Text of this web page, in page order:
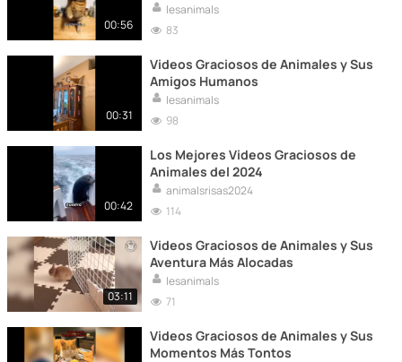
00:56
lesanimals
83
00:31
Videos Graciosos de Animales y Sus
Amigos Humanos
lesanimals
98
00:42
Los Mejores Videos Graciosos de
Animales del 2024
animalsrisas2024
114
03:11
Videos Graciosos de Animales y Sus
Aventura Más Alocadas
lesanimals
71
Videos Graciosos de Animales y Sus
Momentos Más Tontos